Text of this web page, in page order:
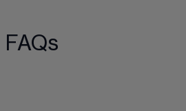
FAQs